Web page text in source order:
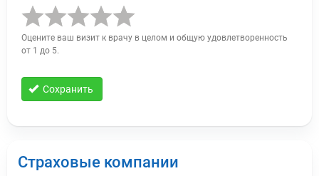
Оцените ваш визит к врачу в целом и общую удовлетворенность
от 1 до 5.
Сохранить
Страховые компании